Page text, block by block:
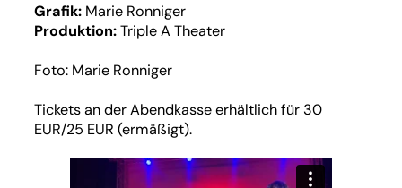
Grafik: Marie Ronniger
Produktion:Triple A Theater
Foto: Marie Ronniger
Tickets an der Abendkasse erhältlich für 30
EUR/25 EUR (ermäßigt).